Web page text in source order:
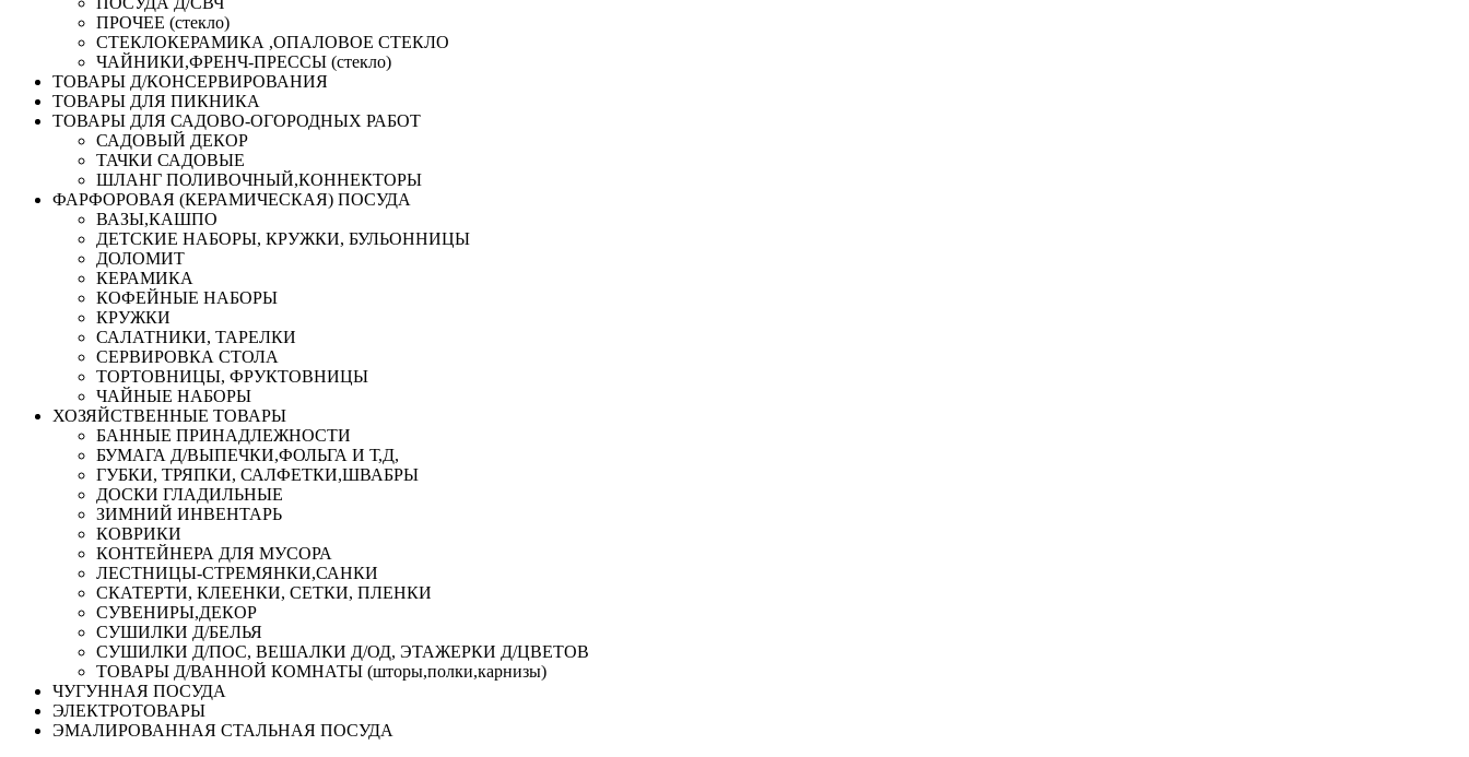
ПРОЧЕЕ (стекло)
СТЕКЛОКЕРАМИКА ,ОПАЛОВОЕ СТЕКЛО
ЧАЙНИКИ,ФРЕНЧ-ПРЕССЫ (стекло)
ТОВАРЫ Д/КОНСЕРВИРОВАНИЯ
ТОВАРЫ ДЛЯ ПИКНИКА
ТОВАРЫ ДЛЯ САДОВО-ОГОРОДНЫХ РАБОТ
САДОВЫЙ ДЕКОР
ТАЧКИ САДОВЫЕ
ШЛАНГ ПОЛИВОЧНЫЙ,КОННЕКТОРЫ
ФАРФОРОВАЯ (КЕРАМИЧЕСКАЯ) ПОСУДА
ВАЗЫ,КАШПО
ДЕТСКИЕ НАБОРЫ, КРУЖКИ, БУЛЬОННИЦЫ
ДОЛОМИТ
КЕРАМИКА
КОФЕЙНЫЕ НАБОРЫ
КРУЖКИ
САЛАТНИКИ, ТАРЕЛКИ
СЕРВИРОВКА СТОЛА
ТОРТОВНИЦЫ, ФРУКТОВНИЦЫ
ЧАЙНЫЕ НАБОРЫ
ХОЗЯЙСТВЕННЫЕ ТОВАРЫ
БАННЫЕ ПРИНАДЛЕЖНОСТИ
БУМАГА Д/ВЫПЕЧКИ,ФОЛЬГА И Т,Д,
ГУБКИ, ТРЯПКИ, САЛФЕТКИ,ШВАБРЫ
ДОСКИ ГЛАДИЛЬНЫЕ
ЗИМНИЙ ИНВЕНТАРЬ
КОВРИКИ
КОНТЕЙНЕРА ДЛЯ МУСОРА
ЛЕСТНИЦЫ-СТРЕМЯНКИ,САНКИ
СКАТЕРТИ, КЛЕЕНКИ, СЕТКИ, ПЛЕНКИ
СУВЕНИРЫ,ДЕКОР
СУШИЛКИ Д/БЕЛЬЯ
СУШИЛКИ Д/ПОС, ВЕШАЛКИ Д/ОД, ЭТАЖЕРКИ Д/ЦВЕТОВ
ТОВАРЫ Д/ВАННОЙ КОМНАТЫ (шторы,полки,карнизы)
ЧУГУННАЯ ПОСУДА
ЭЛЕКТРОТОВАРЫ
ЭМАЛИРОВАННАЯ СТАЛЬНАЯ ПОСУДА